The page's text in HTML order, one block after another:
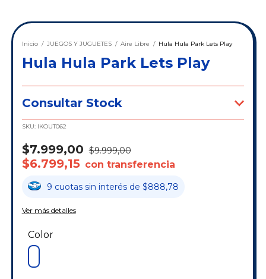
Inicio / JUEGOS Y JUGUETES / Aire Libre / Hula Hula Park Lets Play
Hula Hula Park Lets Play
Consultar Stock
SKU: IKOUT062
$7.999,00 $9.999,00
$6.799,15 con transferencia
9 cuotas sin interés de $888,78
Ver más detalles
Color